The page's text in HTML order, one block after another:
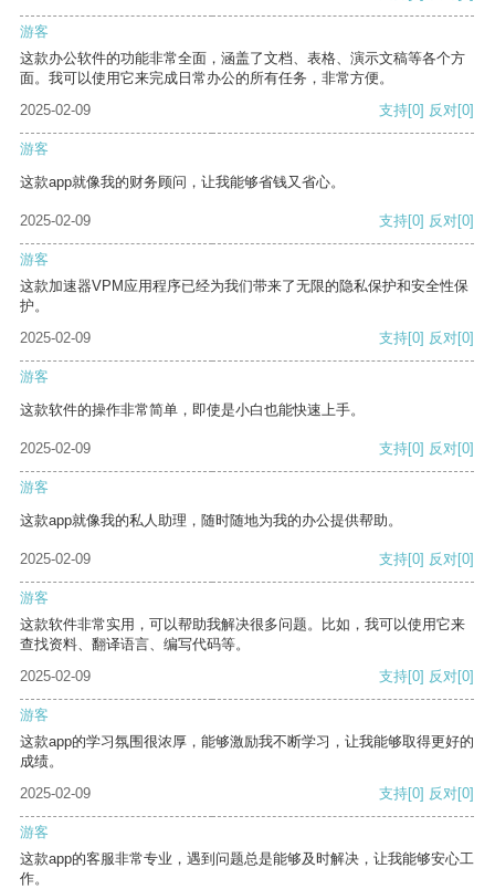
游客
这款办公软件的功能非常全面，涵盖了文档、表格、演示文稿等各个方
面。我可以使用它来完成日常办公的所有任务，非常方便。
2025-02-09
支持[0] 反对[0]
游客
这款app就像我的财务顾问，让我能够省钱又省心。
2025-02-09 支持[0] 反对[0]
游客
这款加速器VPM应用程序已经为我们带来了无限的隐私保护和安全性保
护。
2025-02-09
支持[0] 反对[0]
游客
这款软件的操作非常简单，即使是小白也能快速上手。
2025-02-09 支持[0] 反对[0]
游客
这款app就像我的私人助理，随时随地为我的办公提供帮助。
2025-02-09 支持[0] 反对[0]
游客
这款软件非常实用，可以帮助我解决很多问题。比如，我可以使用它来
查找资料、翻译语言、编写代码等。
2025-02-09
支持[0] 反对[0]
游客
这款app的学习氛围很浓厚，能够激励我不断学习，让我能够取得更好的
成绩。
2025-02-09
支持[0] 反对[0]
游客
这款app的客服非常专业，遇到问题总是能够及时解决，让我能够安心工
作。